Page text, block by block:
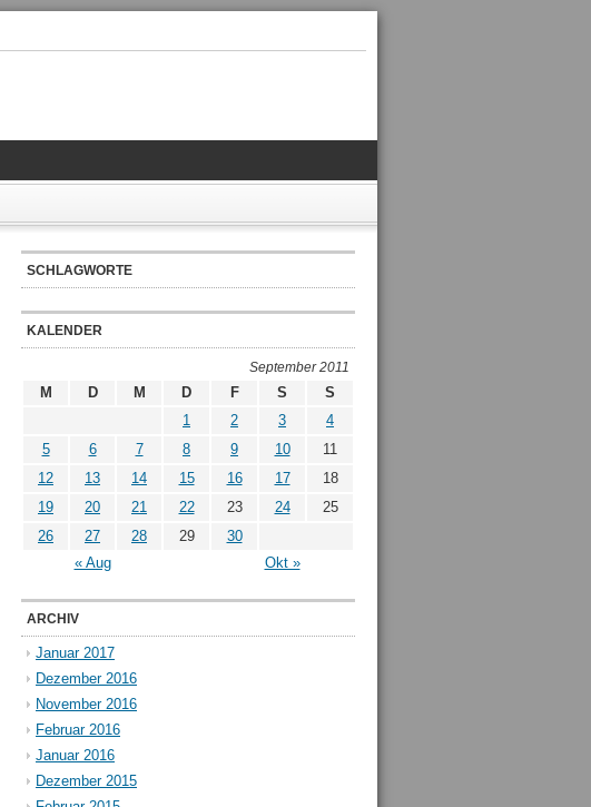
SCHLAGWORTE
KALENDER
September 2011
M D M D F S S
« Aug Okt »
1 2 3
4
5
6 7 8 9 10
11
12
13 14 15 16 17
18
19
20 21 22 23 24
25
26
27 28 29 30
ARCHIV
Januar 2017
Dezember 2016
November 2016
Februar 2016
Januar 2016
Dezember 2015